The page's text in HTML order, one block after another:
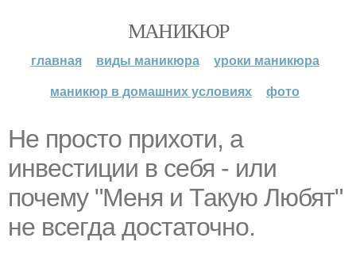
МАНИКЮР
главная виды маникюра
уроки маникюра
маникюр в домашних условиях
фото
Не просто прихоти, а
инвестиции в себя - или
почему "Меня и Такую Любят"
не всегда достаточно.